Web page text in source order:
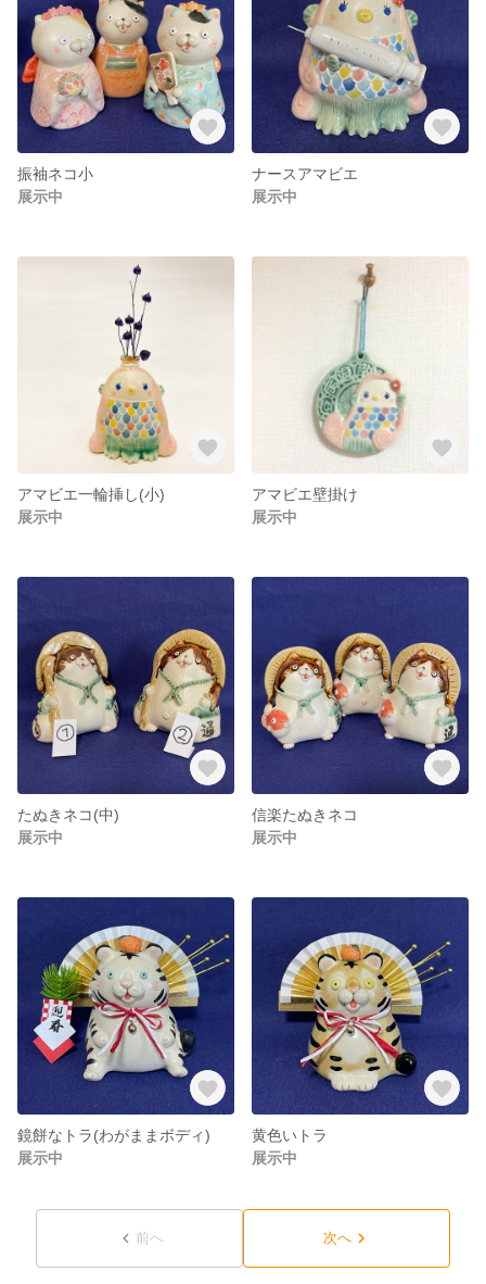
振袖ネコ小
展示中
ナースアマビエ
展示中
アマビエ一輪挿し(小)
展示中
アマビエ壁掛け
展示中
たぬきネコ(中)
展示中
信楽たぬきネコ
展示中
鏡餅なトラ(わがままボディ)
展示中
黄色いトラ
展示中
前へ 次へ